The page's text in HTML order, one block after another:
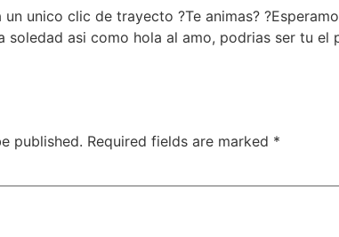
unico clic de trayecto ?Te animas?
soledad asi­ como hola al amo, podrias ser tu
published. Required fields are marked *